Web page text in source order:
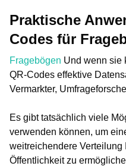
Praktische
Codes für
Fragebögen Und wenn sie
QR-Codes effektive
Vermarkter,
Es gibt tatsächlich viele
verwenden können, um
weitreichendere Verteilung
Öffentlichkeit zu